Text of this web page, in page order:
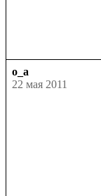
o_a
22 мая 2011